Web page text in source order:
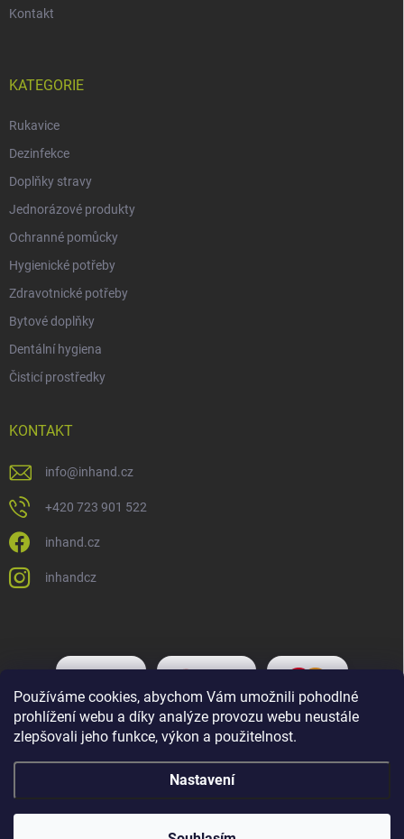
Používáme cookies, abychom Vám umožnili pohodlné
prohlížení webu a díky analýze provozu webu neustále
zlepšovali jeho funkce, výkon a použitelnost.
Nastavení
Kontakt
KATEGORIE
Rukavice
Dezinfekce
Doplňky stravy
Jednorázové produkty
Ochranné pomůcky
Hygienické potřeby
Zdravotnické potřeby
Bytové doplňky
Dentální hygiena
Čisticí prostředky
KONTAKT
info@inhand.cz
+420 723 901 522
inhand.cz
inhandcz
Copyright 2026Inhand.cz. Všechna práva vyhrazena.Upravit nastavení
cookies